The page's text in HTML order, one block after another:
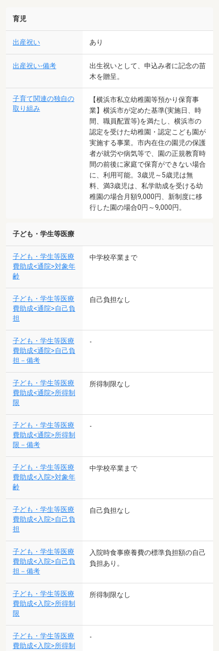
育児
出産祝い あり
出産祝い-備考
出生祝いとして、申込み者に記念の苗
木を贈呈。
子育て関連の独自の
取り組み
【横浜市私立幼稚園等預かり保育事
業】横浜市が定めた基準(実施日、時
間、職員配置等)を満たし、横浜市の
認定を受けた幼稚園・認定こども園が
実施する事業。市内在住の園児の保護
者が就労や病気等で、園の正規教育時
間の前後に家庭で保育ができない場合
に、利用可能。3歳児～5歳児は無
料、満3歳児は、私学助成を受ける幼
稚園の場合月額9,000円、新制度に移
行した園の場合0円～9,000円。
子ども・学生等医療
子ども・学生等医療
費助成<通院>対象年
齢
中学校卒業まで
子ども・学生等医療
費助成<通院>自己負
担
自己負担なし
子ども・学生等医療
費助成<通院>自己負
担－備考
-
子ども・学生等医療
費助成<通院>所得制
限
所得制限なし
子ども・学生等医療
費助成<通院>所得制
限－備考
-
子ども・学生等医療
費助成<入院>対象年
齢
中学校卒業まで
子ども・学生等医療
費助成<入院>自己負
担
自己負担なし
子ども・学生等医療
費助成<入院>自己負
担－備考
入院時食事療養費の標準負担額の自己
負担あり。
子ども・学生等医療
費助成<入院>所得制
限
所得制限なし
子ども・学生等医療
費助成<入院>所得制
-